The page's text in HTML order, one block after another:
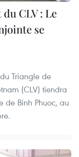
CLV : Le
se
Triangle de
(CLV) tiendra
de Binh Phuoc, au